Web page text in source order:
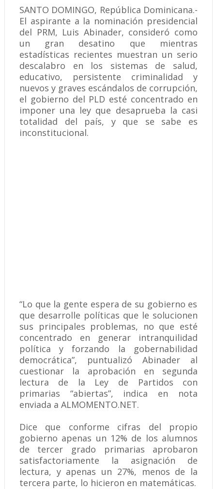
SANTO DOMINGO, República Dominicana.-
El aspirante a la nominación presidencial
del PRM, Luis Abinader, consideró como
un gran desatino que mientras
estadísticas recientes muestran un serio
descalabro en los sistemas de salud,
educativo, persistente criminalidad y
nuevos y graves escándalos de corrupción,
el gobierno del PLD esté concentrado en
imponer una ley que desaprueba la casi
totalidad del país, y que se sabe es
inconstitucional.
“Lo que la gente espera de su gobierno es
que desarrolle políticas que le solucionen
sus principales problemas, no que esté
concentrado en generar intranquilidad
política y forzando la gobernabilidad
democrática”, puntualizó Abinader al
cuestionar la aprobación en segunda
lectura de la Ley de Partidos con
primarias “abiertas”, indica en nota
enviada a ALMOMENTO.NET.
Dice que conforme cifras del propio
gobierno apenas un 12% de los alumnos
de tercer grado primarias aprobaron
satisfactoriamente la asignación de
lectura, y apenas un 27%, menos de la
tercera parte, lo hicieron en matemáticas.